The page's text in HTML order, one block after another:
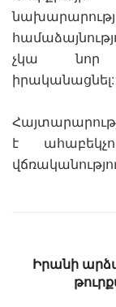
չկա նոր
իրականացնել:
է
Իրանի